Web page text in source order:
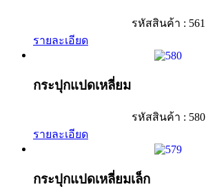
รหัสสินค้า : 561
รายละเอียด
กระปุกแปดเหลี่ยม
รหัสสินค้า : 580
รายละเอียด
กระปุกแปดเหลี่ยมเล็ก